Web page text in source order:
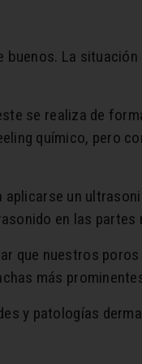
La
se realiza de
químico, pero
un
en las partes
que nuestros
más
y patologías